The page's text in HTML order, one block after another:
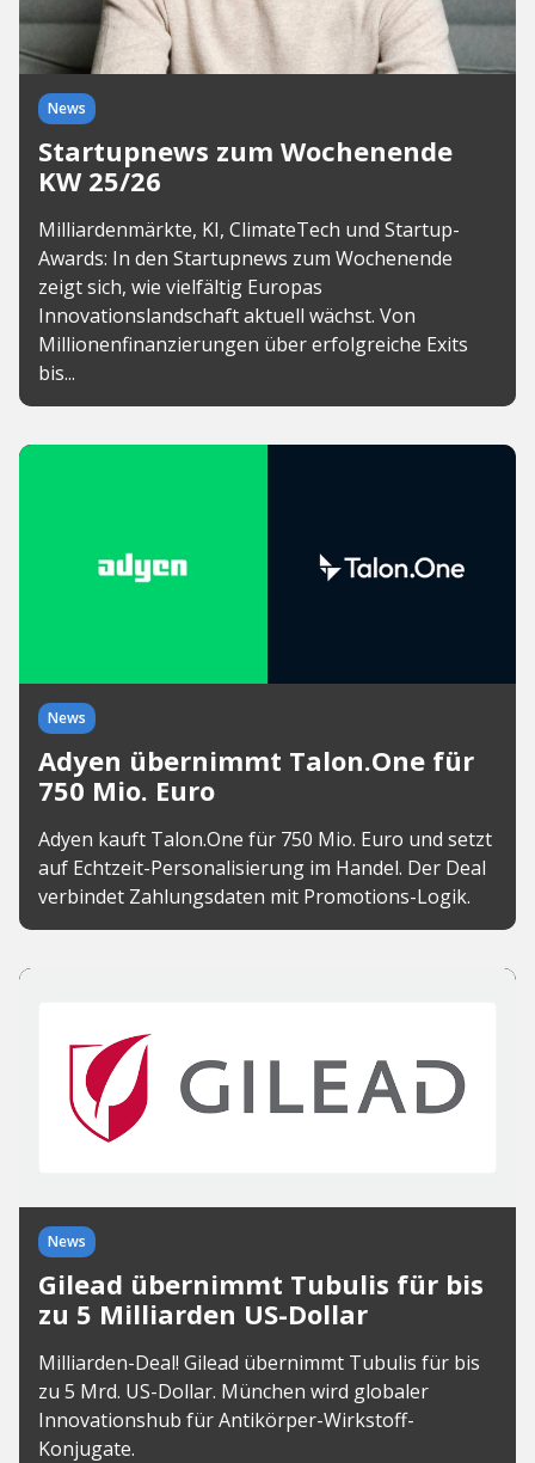
News
Startupnews zum Wochenende
KW 25/26
Milliardenmärkte, KI, ClimateTech und Startup-
Awards: In den Startupnews zum Wochenende
zeigt sich, wie vielfältig Europas
Innovationslandschaft aktuell wächst. Von
Millionenfinanzierungen über erfolgreiche Exits
bis...
News
Adyen übernimmt Talon.One für
750 Mio. Euro
Adyen kauft Talon.One für 750 Mio. Euro und setzt
auf Echtzeit-Personalisierung im Handel. Der Deal
verbindet Zahlungsdaten mit Promotions-Logik.
News
Gilead übernimmt Tubulis für bis
zu 5 Milliarden US-Dollar
Milliarden-Deal! Gilead übernimmt Tubulis für bis
zu 5 Mrd. US-Dollar. München wird globaler
Innovationshub für Antikörper-Wirkstoff-
Konjugate.